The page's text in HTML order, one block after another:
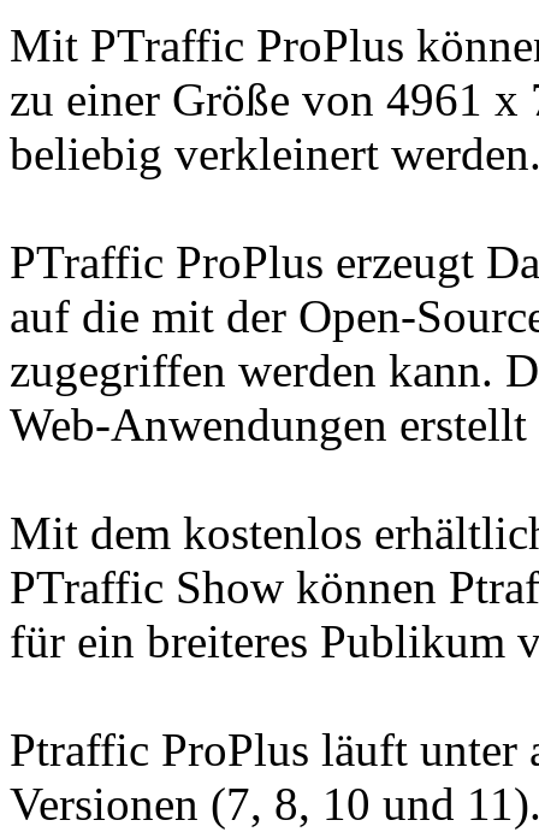
Mit PTraffic ProPlus
zu einer Größe von 4961 x
beliebig verkleinert
PTraffic ProPlus erzeugt
auf die mit der Open-
zugegriffen werden kann.
Web-Anwendungen erstellt
Mit dem kostenlos
PTraffic Show können
für ein breiteres Publikum
Ptraffic ProPlus läuft
Versionen (7, 8, 10 und